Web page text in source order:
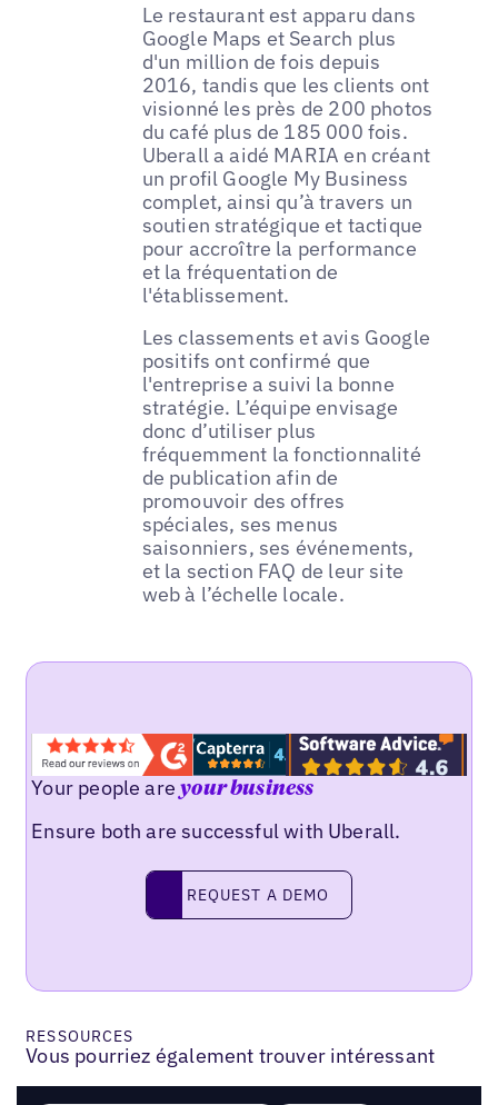
Le restaurant est apparu dans
Google Maps et Search plus
d'un million de fois depuis
2016, tandis que les clients ont
visionné les près de 200 photos
du café plus de 185 000 fois.
Uberall a aidé MARIA en créant
un profil Google My Business
complet, ainsi qu’à travers un
soutien stratégique et tactique
pour accroître la performance
et la fréquentation de
l'établissement.
Les classements et avis Google
positifs ont confirmé que
l'entreprise a suivi la bonne
stratégie. L’équipe envisage
donc d’utiliser plus
fréquemment la fonctionnalité
de publication afin de
promouvoir des offres
spéciales, ses menus
saisonniers, ses événements,
et la section FAQ de leur site
web à l’échelle locale.
Your people areyour business
Ensure both are successful with Uberall.
request a demo
REQUEST A DEMO
RESSOURCES
Vous pourriez également trouver intéressant